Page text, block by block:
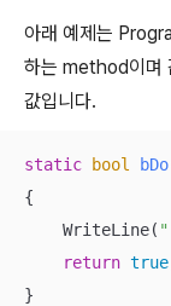
아래 예제는
하는 method이며
값입니다.
static bool bDo
{
    WriteLine(
return true
}